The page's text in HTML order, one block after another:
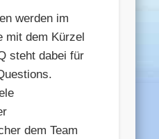
werden im
mit dem Kürzel
steht dabei für
dem Team